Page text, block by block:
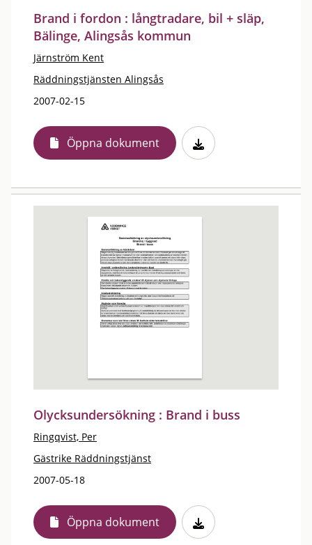
Brand i fordon : långtradare, bil + släp,
Bälinge, Alingsås kommun
Järnström Kent
Räddningstjänsten Alingsås
2007-02-15
Öppna dokument
Olycksundersökning : Brand i buss
Ringqvist, Per
Gästrike Räddningstjänst
2007-05-18
Öppna dokument